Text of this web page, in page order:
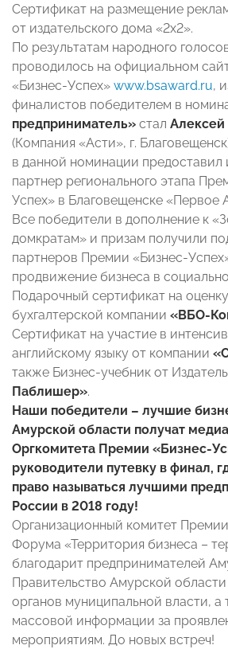
Сертификат на размещение
от издательского дома «2х2».
По результатам народного
проводилось на официальном
«Бизнес-Успех» www.bsaward.ru,
финалистов победителем в
предприниматель» стал
(Компания «Асти», г.
в данной номинации
партнер регионального этапа
Успех» в Благовещенске «Первое
Все победители в дополнение к
домкратам» и призам получили
партнеров Премии «Бизнес-
продвижение бизнеса в
Подарочный сертификат на
бухгалтерской компании «ВБО-
Сертификат на участие в
английскому языку от компании
также Бизнес-учебник от
Паблишер».
Наши победители – лучшие
Амурской области получат
Оргкомитета Премии «Бизнес-
руководители путевку в финал,
право называться лучшими
России в 2018 году!
Организационный комитет
Форума «Территория бизнеса –
благодарит предпринимателей
Правительство Амурской
органов муниципальной власти, а
массовой информации за
мероприятиям. До новых встреч!